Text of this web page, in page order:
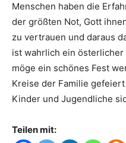
Menschen haben die
der größten Not, Gott
zu vertrauen und daraus
ist wahrlich ein österlicher
möge ein schönes Fest
Kreise der Familie
Kinder und Jugendliche
Teilen mit: